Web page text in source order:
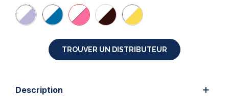
TROUVER UN DISTRIBUTEUR
Description